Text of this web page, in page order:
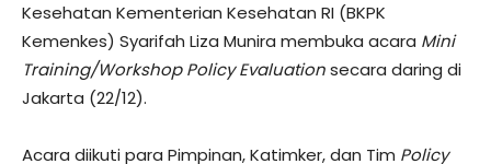
Kesehatan Kementerian Kesehatan RI (BKPK
Kemenkes) Syarifah Liza Munira membuka acara Mini
Training/Workshop Policy Evaluationsecara daring di
Jakarta (22/12).
Acara diikuti para Pimpinan, Katimker, dan Tim Policy